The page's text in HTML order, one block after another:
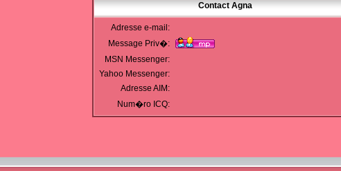
Contact Agna
Adresse e-mail:
Message Priv�:
MSN Messenger:
Yahoo Messenger:
Adresse AIM:
Num�ro ICQ: